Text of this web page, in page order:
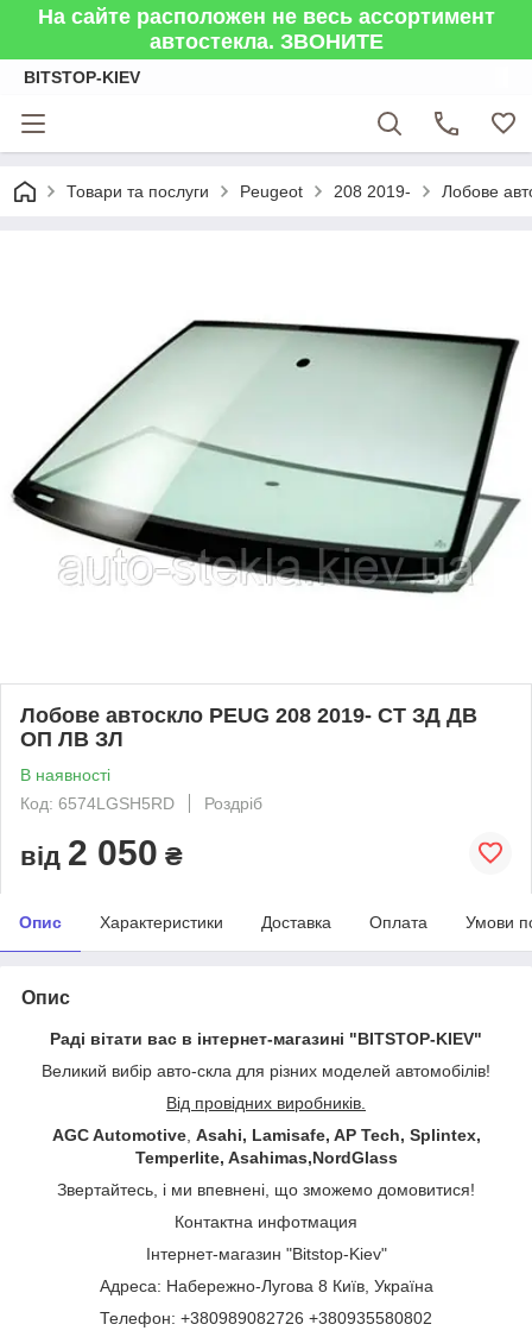
На сайте расположен не весь ассортимент
автостекла. ЗВОНИТЕ
BITSTOP-KIEV
Товари та послуги Peugeot 208 2019- Лобове
Лобове автоскло PEUG 208 2019- СТ ЗД ДВ
ОП ЛВ ЗЛ
В наявності
Код: 6574LGSH5RD
Роздріб
від 2 050 ₴
Опис Характеристики Доставка Оплата Умови
Опис
Раді вітати вас в інтернет-магазині "BITSTOP-KIEV"
Великий вибір авто-скла для різних моделей автомобілів!
Від провідних виробників.
AGC Automotive, Asahi, Lamisafe, AP Tech, Splintex,
Temperlite, Asahimas,NordGlass
Звертайтесь, і ми впевнені, що зможемо домовитися!
Контактна инфотмация
Інтернет-магазин "Bitstop-Kiev"
Адреса: Набережно-Лугова 8 Київ, Україна
Телефон: +380989082726 +380935580802